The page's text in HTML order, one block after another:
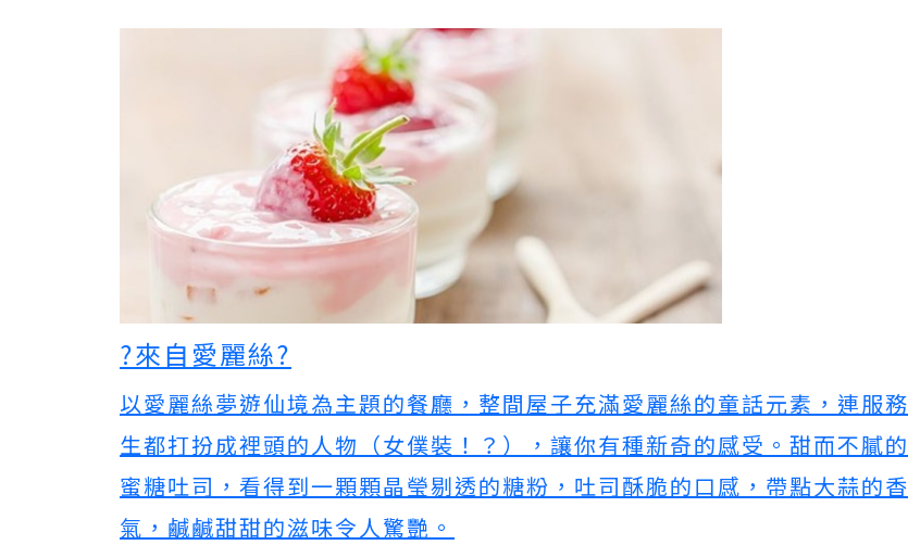
?來自愛麗絲?
以愛麗絲夢遊仙境為主題的餐廳，整間屋子充滿愛麗絲的童話元素，連服務
生都打扮成裡頭的人物（女僕裝！？），讓你有種新奇的感受。甜而不膩的
蜜糖吐司，看得到一顆顆晶瑩剔透的糖粉，吐司酥脆的口感，帶點大蒜的香
氣，鹹鹹甜甜的滋味令人驚艷。